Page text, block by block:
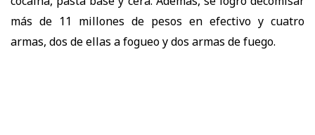
más de 11 millones de pesos en efectivo y cuatro
armas, dos de ellas a fogueo y dos armas de fuego.